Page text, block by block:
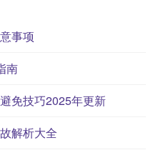
事项
南
免技巧2025年更新
解析大全